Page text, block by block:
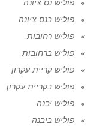
פוליש נס ציונה
פוליש בנס ציונה
פוליש רחובות
פוליש ברחובות
פוליש קריית עקרון
פוליש בקריית עקרון
פוליש יבנה
פוליש ביבנה